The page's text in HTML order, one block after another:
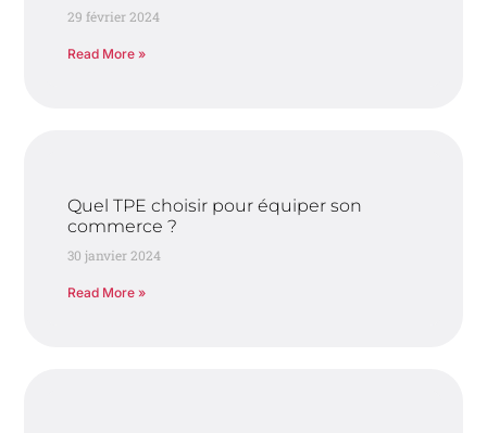
29 février 2024
Read More »
Quel TPE choisir pour équiper son
commerce ?
30 janvier 2024
Read More »